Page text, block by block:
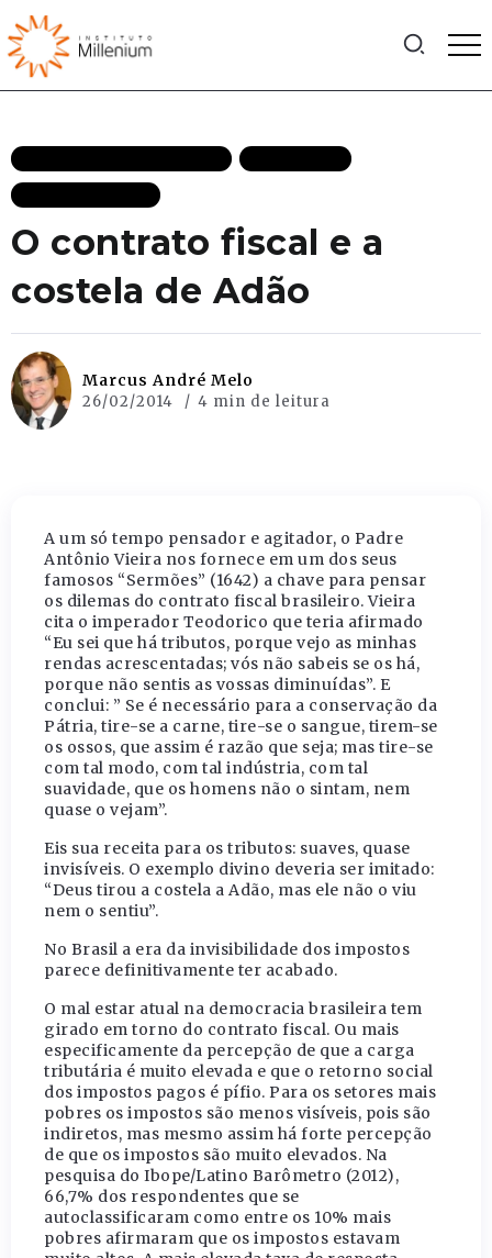
O contrato fiscal e a
costela de Adão
Marcus André Melo
26/02/2014 4 min de leitura
A um só tempo pensador e agitador, o Padre
Antônio Vieira nos fornece em um dos seus
famosos “Sermões” (1642) a chave para pensar
os dilemas do contrato fiscal brasileiro. Vieira
cita o imperador Teodorico que teria afirmado
“Eu sei que há tributos, porque vejo as minhas
rendas acrescentadas; vós não sabeis se os há,
porque não sentis as vossas diminuídas”. E
conclui: ” Se é necessário para a conservação da
Pátria, tire-se a carne, tire-se o sangue, tirem-se
os ossos, que assim é razão que seja; mas tire-se
com tal modo, com tal indústria, com tal
suavidade, que os homens não o sintam, nem
quase o vejam”.
Eis sua receita para os tributos: suaves, quase
invisíveis. O exemplo divino deveria ser imitado:
“Deus tirou a costela a Adão, mas ele não o viu
nem o sentiu”.
No Brasil a era da invisibilidade dos impostos
parece definitivamente ter acabado.
O mal estar atual na democracia brasileira tem
girado em torno do contrato fiscal. Ou mais
especificamente da percepção de que a carga
tributária é muito elevada e que o retorno social
dos impostos pagos é pífio. Para os setores mais
pobres os impostos são menos visíveis, pois são
indiretos, mas mesmo assim há forte percepção
de que os impostos são muito elevados. Na
pesquisa do Ibope/Latino Barômetro (2012),
66,7% dos respondentes que se
autoclassificaram como entre os 10% mais
pobres afirmaram que os impostos estavam